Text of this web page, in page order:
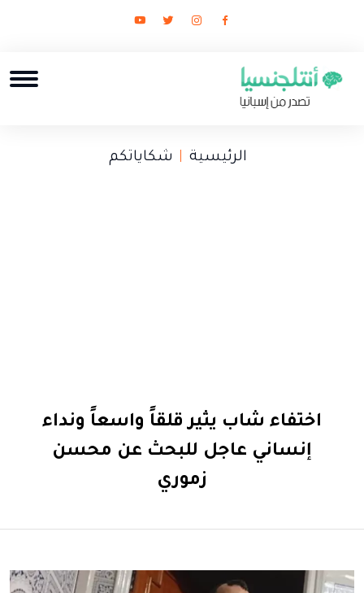
الرئيسية شكاياتكم
اختفاء شاب يثير قلقاً واسعاً ونداء
إنساني عاجل للبحث عن محسن
زموري